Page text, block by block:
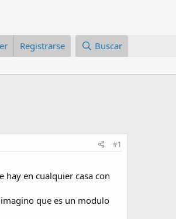
Registrarse Buscar
#1
hay en cualquier casa con
que es un modulo